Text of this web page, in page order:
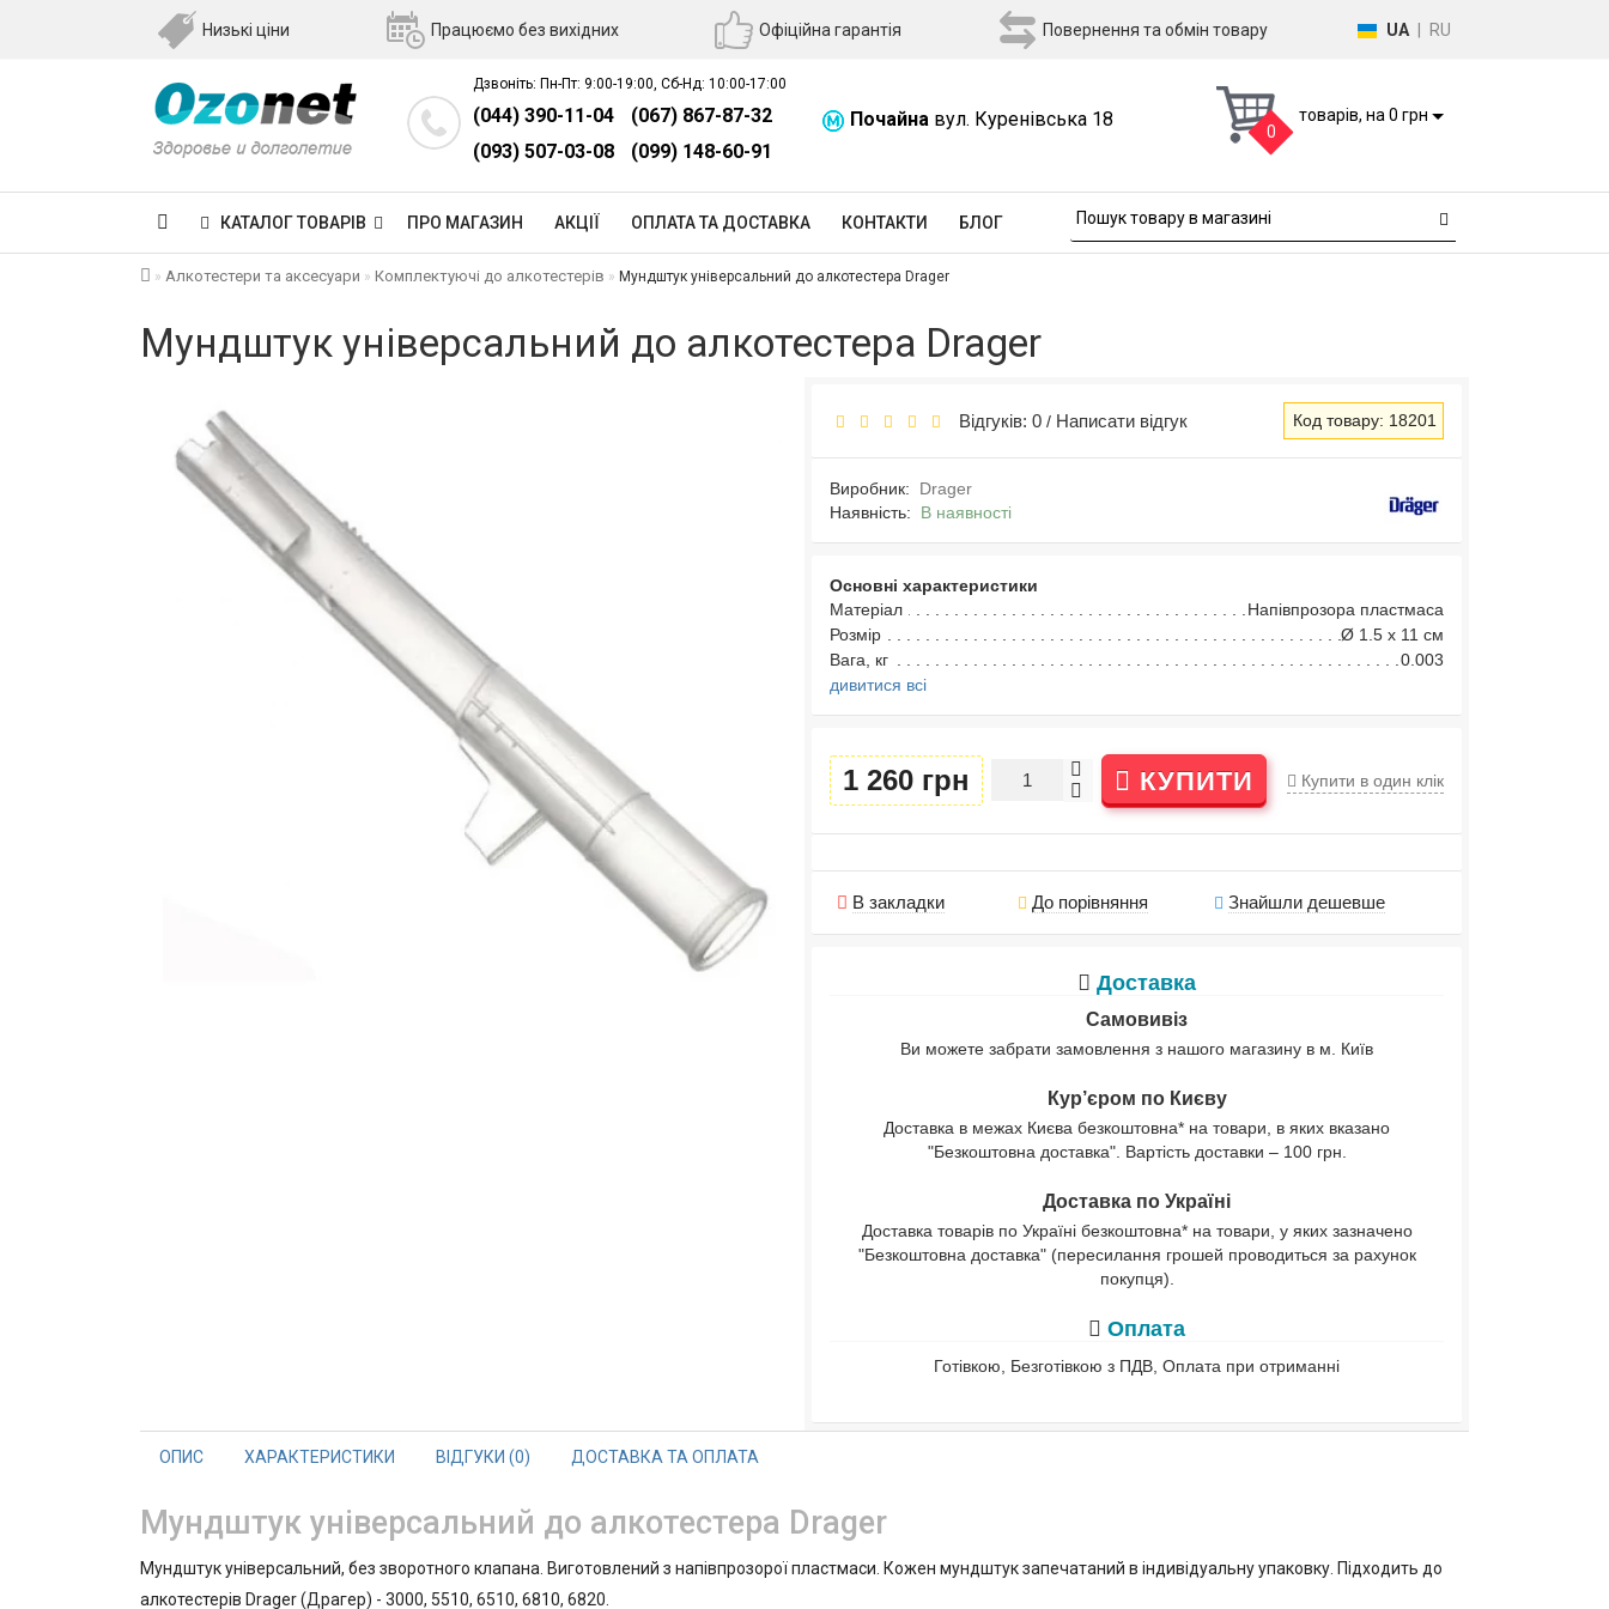
Низькі ціни Працюємо без вихідних Офіційна гарантія Повернення та обмін товару UA RU
Дзвоніть: Пн-Пт: 9:00-19:00, Сб-Нд: 10:00-17:00
(044) 390-11-04
(067) 867-87-32
(093) 507-03-08
(099) 148-60-91
Почайна вул. Куренівська 18
0
товарів, на 0 грн
КАТАЛОГ ТОВАРІВ ПРО МАГАЗИН АКЦІЇ ОПЛАТА ТА ДОСТАВКА КОНТАКТИ БЛОГ
Алкотестери та аксесуари Комплектуючі до алкотестерів Мундштук універсальний до алкотестера Drager
Мундштук універсальний до алкотестера Drager
Відгуків: 0 / Написати відгук Код товару: 18201
Виробник:
Drager
Наявність: В наявності
Основні характеристики
Матеріал
Напівпрозора пластмаса
Розмір
Ø 1.5 х 11 см
Вага, кг
0.003
дивитися всі
1 260 грн КУПИТИ Купити в один клік
В закладки До порівняння Знайшли дешевше
Доставка
Самовивіз
Ви можете забрати замовлення з нашого магазину в м. Київ
Кур’єром по Києву
Доставка в межах Києва безкоштовна* на товари, в яких вказано
"Безкоштовна доставка". Вартість доставки – 100 грн.
Доставка по Україні
Доставка товарів по Україні безкоштовна* на товари, у яких зазначено
"Безкоштовна доставка" (пересилання грошей проводиться за рахунок
покупця).
Оплата
Готівкою, Безготівкою з ПДВ, Оплата при отриманні
ОПИС ХАРАКТЕРИСТИКИ ВІДГУКИ (0) ДОСТАВКА ТА ОПЛАТА
Мундштук універсальний до алкотестера Drager
Мундштук універсальний, без зворотного клапана. Виготовлений з напівпрозорої пластмаси. Кожен мундштук запечатаний в індивідуальну упаковку. Підходить до
алкотестерів Drager (Драгер) - 3000, 5510, 6510, 6810, 6820.